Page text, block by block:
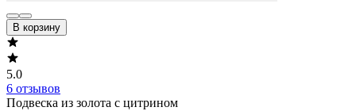
В корзину
5.0
6 отзывов
Подвеска из золота с цитрином